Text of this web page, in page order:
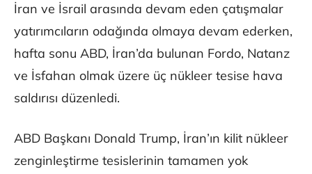
İran ve İsrail arasında devam eden çatışmalar
yatırımcıların odağında olmaya devam ederken,
hafta sonu ABD, İran’da bulunan Fordo, Natanz
ve İsfahan olmak üzere üç nükleer tesise hava
saldırısı düzenledi.
ABD Başkanı Donald Trump, İran’ın kilit nükleer
zenginleştirme tesislerinin tamamen yok